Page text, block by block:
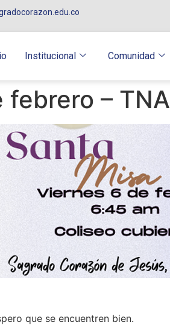
Institucional Comunidad
– TNA
que se encuentren bien.